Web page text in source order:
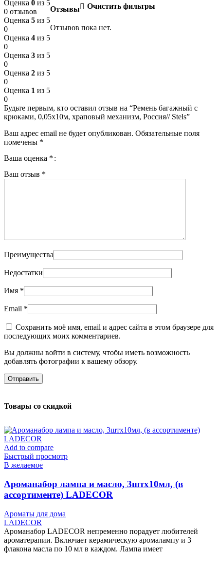
Оценка 0 из 5
0 отзывов
Оценка 5 из 5
0
Оценка 4 из 5
0
Оценка 3 из 5
0
Оценка 2 из 5
0
Оценка 1 из 5
0
Отзывы Очистить фильтры
Отзывов пока нет.
Будьте первым, кто оставил отзыв на “Ремень багажный с
крюками, 0,05х10м, храповый механизм, Россия// Stels”
Ваш адрес email не будет опубликован. Обязательные поля
помечены *
Ваша оценка *
Ваш отзыв *
Преимущества
Недостатки
Имя *
Email *
Сохранить моё имя, email и адрес сайта в этом браузере для
последующих моих комментариев.
Вы должны войти в систему, чтобы иметь возможность
добавлять фотографии к вашему обзору.
Товары со скидкой
Add to compare
Быстрый просмотр
В желаемое
Ароманабор лампа и масло, 3штx10мл, (в
ассортименте) LADECOR
Ароматы для дома
LADECOR
Ароманабор LADECOR непременно порадует любителей
ароматерапии. Включает керамическую аромалампу и 3
флакона масла по 10 мл в каждом. Лампа имеет